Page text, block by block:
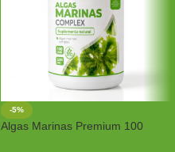
-5%
Algas Marinas Premium 100